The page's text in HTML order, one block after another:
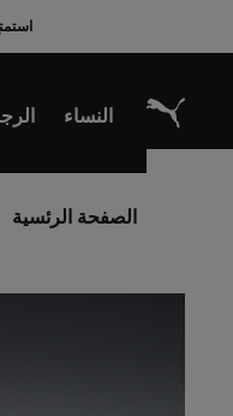
النساء
الصفحة الرئسية